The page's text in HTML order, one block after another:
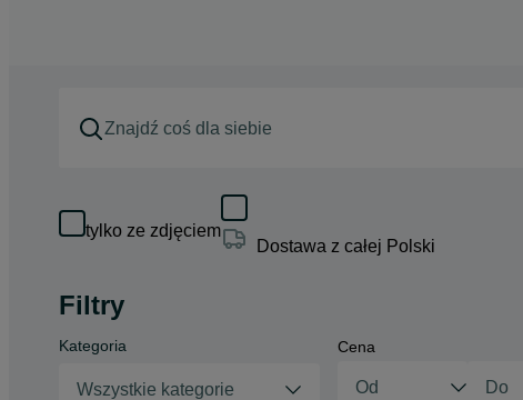
tylko ze zdjęciem
Dostawa z całej Polski
Filtry
Kategoria
Wszystkie kategorie
Cena